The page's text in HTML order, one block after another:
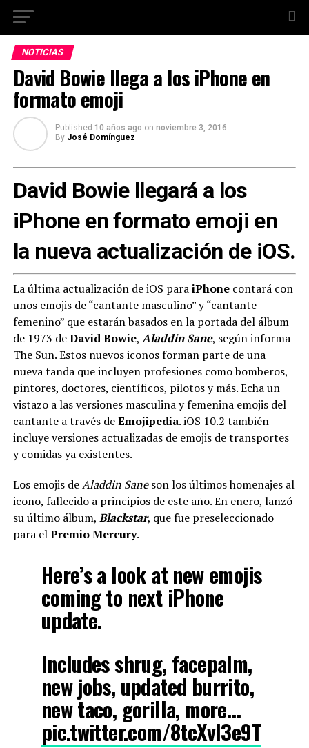
NOTICIAS
David Bowie llega a los iPhone en
formato emoji
Published 10 años ago on noviembre 3, 2016
By José Domínguez
David Bowie llegará a los
iPhone en formato emoji en
la nueva actualización de iOS.
La última actualización de iOS paraiPhonecontará con
unos emojis de “cantante masculino” y “cantante
femenino” que estarán basados en la portada del álbum
de 1973 deDavid Bowie, Aladdin Sane, según informa
The Sun. Estos nuevos iconos forman parte de una
nueva tanda que incluyen profesiones como bomberos,
pintores, doctores, científicos, pilotos y más. Echa un
vistazo a las versiones masculina y femenina emojis del
cantante a través deEmojipedia. iOS 10.2 también
incluye versiones actualizadas de emojis de transportes
y comidas ya existentes.
Los emojis deAladdin Saneson los últimos homenajes al
icono, fallecido a principios de este año. En enero, lanzó
su último álbum, Blackstar, que fue preseleccionado
para elPremio Mercury.
Here’s a look at new emojis
coming to next iPhone
update.
Includes shrug, facepalm,
new jobs, updated burrito,
new taco, gorilla, more…
pic.twitter.com/8tcXvI3e9T